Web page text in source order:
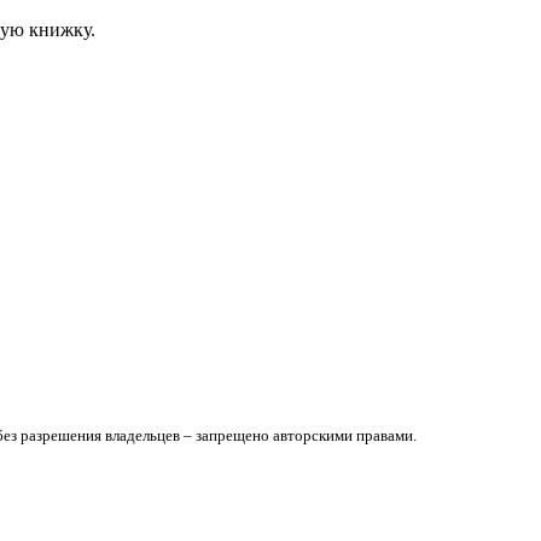
книжку.
разрешения владельцев – запрещено авторскими правами.